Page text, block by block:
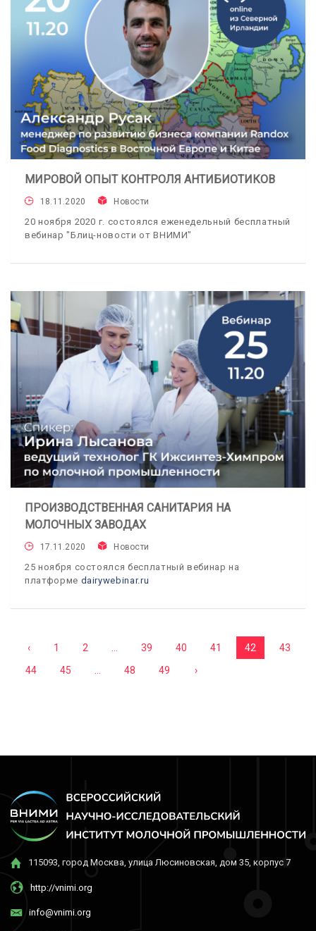
МИРОВОЙ ОПЫТ КОНТРОЛЯ АНТИБИОТИКОВ
18.11.2020 Новости
20 ноября 2020 г. состоялся еженедельный бесплатный
вебинар "Блиц-новости от ВНИМИ"
ПРОИЗВОДСТВЕННАЯ САНИТАРИЯ НА
МОЛОЧНЫХ ЗАВОДАХ
17.11.2020 Новости
25 ноября состоялся бесплатный вебинар на
платформе dairywebinar.ru
‹ 1 2 39 40 41 42
43
44
45 48 49 ›
115093, город Москва, улица Люсиновская, дом 35, корпус 7
http://vnimi.org
info@vnimi.org